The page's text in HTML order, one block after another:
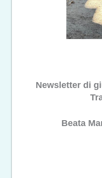
Newsletter di
Beata